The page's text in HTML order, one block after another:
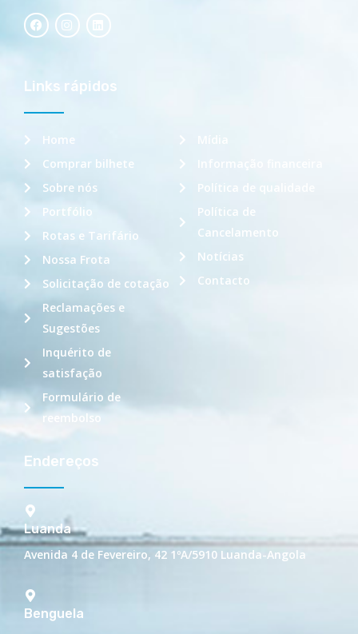
Links rápidos
Home
Comprar bilhete
Sobre nós
Portfólio
Rotas e Tarifário
Nossa Frota
Solicitação de cotação
Reclamações e
Sugestões
Inquérito de
satisfação
Formulário de
reembolso
Informação financeira
Política de qualidade
Política de
Cancelamento
Notícias
Contacto
Endereços
Luanda
Avenida 4 de Fevereiro, 42 1ºA/5910 Luanda-Angola
Benguela